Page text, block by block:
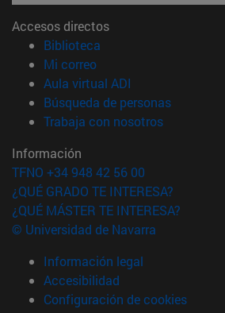
Accesos directos
Biblioteca
Mi correo(abre en nueva
Aula virtual ADI
Búsqueda de personas(abre en
Trabaja con nosotros(abre en
Información
TFNO +34 948 42 56 00
¿QUÉ GRADO TE INTERESA?
¿QUÉ MÁSTER TE INTERESA?
© Universidad de Navarra
Información legal
Accesibilidad
Configuración de cookies